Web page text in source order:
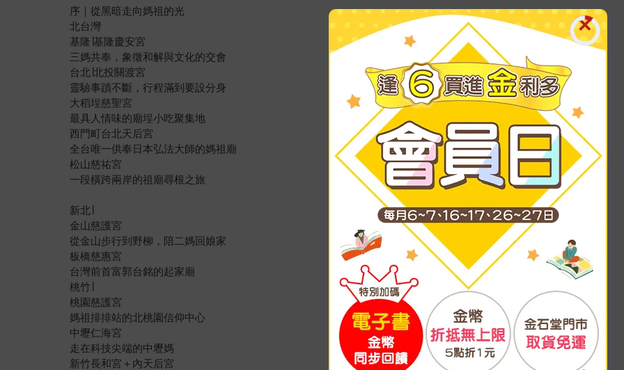
序｜從黑暗走向媽祖的光
北台灣
基隆∣基隆慶安宮
三媽共奉，象徵和解與文化的交會
台北∣北投關渡宮
靈驗事蹟不斷，行程滿到要設分身
大稻埕慈聖宮
最具人情味的廟埕小吃聚集地
西門町台北天后宮
全台唯一供奉日本弘法大師的媽祖廟
松山慈祐宮
一段橫跨兩岸的祖廟尋根之旅
新北∣
金山慈護宮
從金山步行到野柳，陪二媽回娘家
板橋慈惠宮
台灣前首富郭台銘的起家廟
桃竹∣
桃園慈護宮
媽祖排排站的北桃園信仰中心
中壢仁海宮
走在科技尖端的中壢媽
新竹長和宮＋內天后宮